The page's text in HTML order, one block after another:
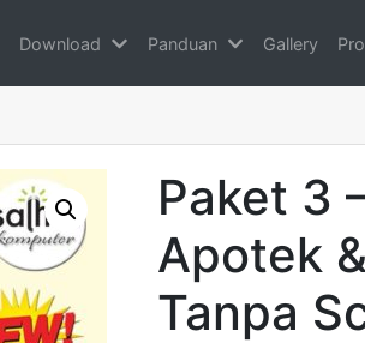
Download Panduan Gallery
Paket 3
Apotek
Tanpa